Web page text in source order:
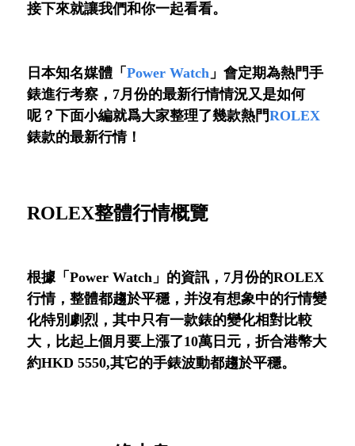
接下來就讓我們和你一起看看。
日本知名媒體「 Power Watch 」會定期為熱門手
錶進行考察，7月份的最新行情情況又是如何
呢？下面小編就爲大家整理了幾款熱門ROLEX
錶款的最新行情！
ROLEX整體行情概覽
根據「Power Watch」的資訊，7月份的ROLEX
行情，整體都趨於平穩，并沒有想象中的行情變
化特別劇烈，其中只有一款錶的變化相對比較
大，比起上個月要上漲了10萬日元，折合港幣大
約HKD 5550,其它的手錶波動都趨於平穩。